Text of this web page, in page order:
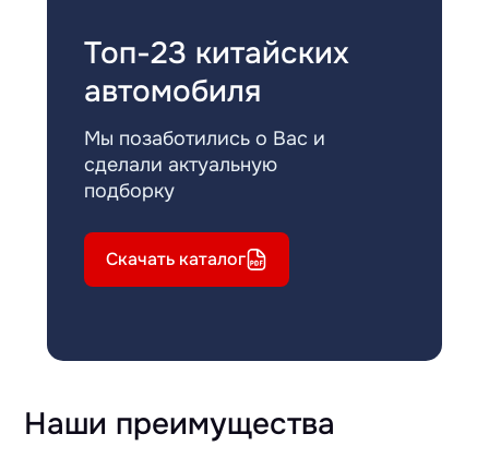
Топ-23 китайских
автомобиля
Мы позаботились о Вас и
сделали актуальную
подборку
Скачать каталог
Наши преимущества